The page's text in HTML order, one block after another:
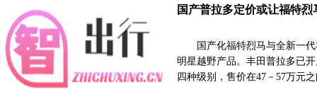
国产普拉多定价或让福特
国产化福特烈马与全新一
明星越野产品。丰田普拉多已
四种级别，售价在47－57万元